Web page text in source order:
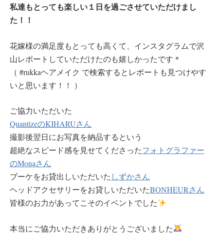
私達もとっても楽しい１日を過ごさせていただけまし
た！！
花嫁様の満足度もとっても高くて、インスタグラムで沢
山レポートしていただけたのも嬉しかったです＊
（ #rukkaヘアメイク で検索するとレポートも見つけやす
いと思います！！ ）
ご協力いただいた
QuantizeのKIHARUさん
撮影後翌日にお写真を納品するという
超絶なスピード感を見せてくださったフォトグラファー
のMonaさん
ブーケをお貸出しいただいた しずかさん
ヘッドアクセサリーをお貸しいただいたBONHEURさん
皆様のお力があってこそのイベントでした
本当にご協力いただきありがとうございました